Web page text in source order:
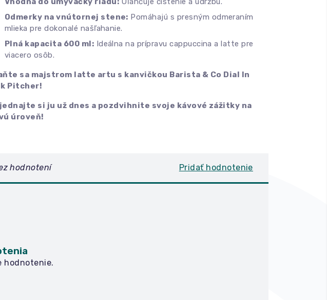
Odmerky na vnútornej stene: Pomáhajú s presným odmeraním
mlieka pre dokonalé našľahanie.
Plná kapacita 600 ml: Ideálna na prípravu cappuccina a latte pre
viacero osôb.
sa majstrom latte artu s kanvičkou Barista & Co Dial In
Pitcher!
si ju už dnes a pozdvihnite svoje kávové zážitky na
úroveň!
hodnotení Pridať hodnotenie
hodnotenie.